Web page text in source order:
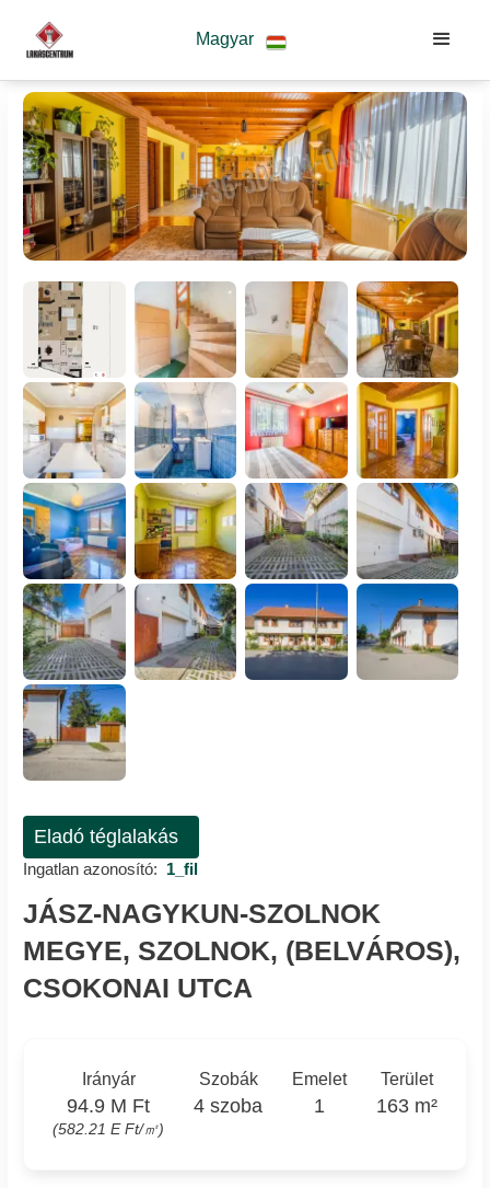
Magyar
Eladó téglalakás
Ingatlan azonosító: 1_fil
JÁSZ-NAGYKUN-SZOLNOK
MEGYE, SZOLNOK, (BELVÁROS),
CSOKONAI UTCA
Irányár
94.9 M Ft
(582.21 E Ft/㎡)
Szobák
4 szoba
Emelet
1
Terület
163 m²